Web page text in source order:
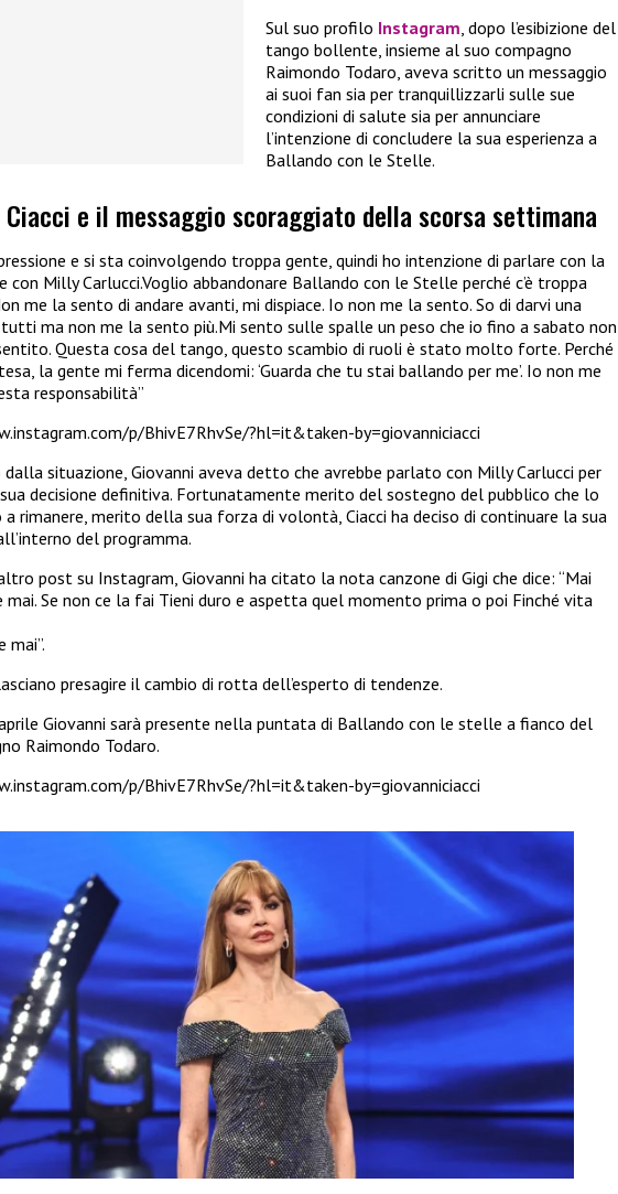
Sul suo profilo Instagram , dopo l’esibizione del
tango bollente, insieme al suo compagno
Raimondo Todaro, aveva scritto un messaggio
ai suoi fan sia per tranquillizzarli sulle sue
condizioni di salute sia per annunciare
l’intenzione di concludere la sua esperienza a
Ballando con le Stelle.
Ciacci e il messaggio scoraggiato della scorsa settimana
pressione e si sta coinvolgendo troppa gente, quindi ho intenzione di parlare con la
con Milly Carlucci.Voglio abbandonare Ballando con le Stelle perché c’è troppa
me la sento di andare avanti, mi dispiace. Io non me la sento. So di darvi una
ma non me la sento più.Mi sento sulle spalle un peso che io fino a sabato non
Questa cosa del tango, questo scambio di ruoli è stato molto forte. Perché
la gente mi ferma dicendomi: ‘Guarda che tu stai ballando per me’. Io non me
responsabilità”
p/BhivE7RhvSe/?hl=it&taken-by=giovanniciacci
dalla situazione, Giovanni aveva detto che avrebbe parlato con Milly Carlucci per
decisione definitiva. Fortunatamente merito del sostegno del pubblico che lo
rimanere, merito della sua forza di volontà, Ciacci ha deciso di continuare la sua
del programma.
post su Instagram, Giovanni ha citato la nota canzone di Gigi che dice: “Mai
Se non ce la fai Tieni duro e aspetta quel momento prima o poi Finché vita
mai”.
presagire il cambio di rotta dell’esperto di tendenze.
Giovanni sarà presente nella puntata di Ballando con le stelle a fianco del
Raimondo Todaro.
p/BhivE7RhvSe/?hl=it&taken-by=giovanniciacci